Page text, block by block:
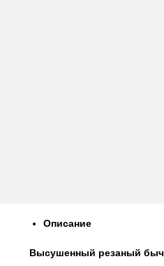
Описание
Высушенный резаный